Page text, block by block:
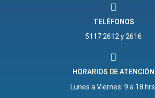
TELÉFONOS
5117.2612 y 2616
HORARIOS DE ATENCIÓN
Lunes a Viernes: 9 a 18 hrs.